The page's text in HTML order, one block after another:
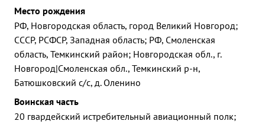
Место рождения
РФ, Новгородская область, город Великий Новгород;
СССР, РСФСР, Западная область; РФ, Смоленская
область, Темкинский район; Новгородская обл., г.
Новгород|Смоленская обл., Темкинский р-н,
Батюшковский с/с, д. Оленино
Воинская часть
20 гвардейский истребительный авиационный полк;